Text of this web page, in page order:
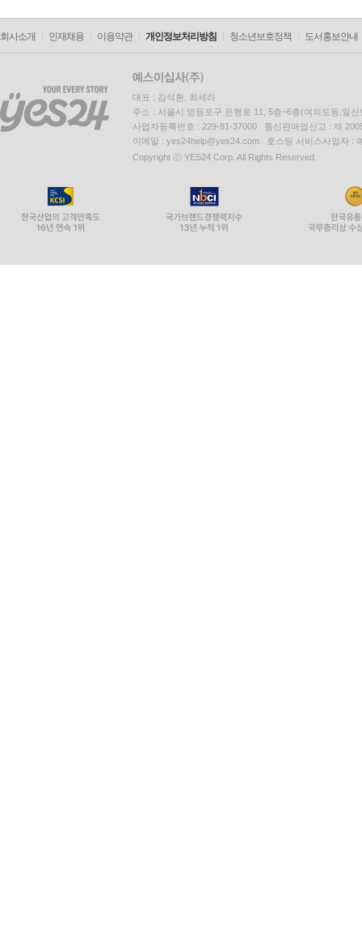
회사소개 인재채용 이용약관 개인정보처리방침 청소년보호정책 도서홍보안내
대표 : 김석환, 최세라
주소 : 서울시 영등포구 은행로 11, 5층~6층(여의도동,일신
사업자등록번호 : 229-81-37000 통신판매업신고 : 제
이메일 : yes24help@yes24.com 호스팅 서비스사업자 :
Copyright ⓒ YES24 Corp. All Rights Reserved.